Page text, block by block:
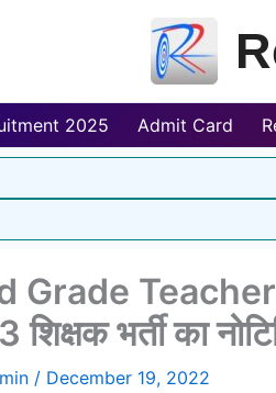
2025 Admit Card
Grade
शिक्षक भर्ती का
/ December 19, 2022